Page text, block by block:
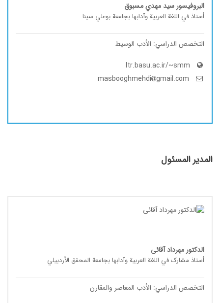
البروفيسور سید مهدي مسبوق
أستاذ في اللغة العربیة وآدابها بجامعة بوعلي سینا
التخصص الدراسي: الأدب الوسیط
ltr.basu.ac.ir/~smm
gmail.com
المدير المسئول
الدکتور مهرداد آقائی
أستاذ مشارک في اللغة العربیة وآدابها بجامعة المحقق الأردبیلي
التخصص الدراسي: الأدب المعاصر والمقارن